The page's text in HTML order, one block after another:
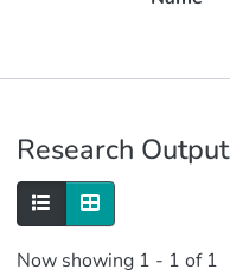
Research Output
Now showing 1 - 1 of 1